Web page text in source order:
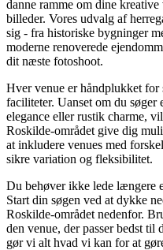
danne ramme om dine
billeder. Vores udvalg af
sig - fra historiske bygninger
moderne renoverede
dit næste fotoshoot.
Hver venue er håndplukket
faciliteter. Uanset om du søger
elegance eller rustik charme,
Roskilde-området give dig
at inkludere venues med
sikre variation og fleksibilitet.
Du behøver ikke lede længere
Start din søgen ved at dykke
Roskilde-området nedenfor.
den venue, der passer bedst til
gør vi alt hvad vi kan for at